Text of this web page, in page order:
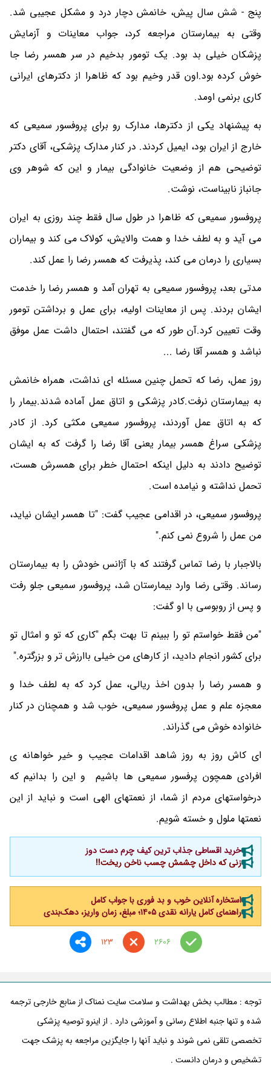
پنج - شش سال پیش، خانمش دچار درد و مشکل عجیبی شد.
وقتی به بیمارستان مراجعه کرد، جواب معاینات و آزمایش
پزشکان خیلی بد بود. یک تومور بدخیم در سر همسر رضا جا
خوش کرده بود.اون قدر وخیم بود که ظاهرا از دکترهای ایرانی
کاری برنمی اومد.
به پیشنهاد یکی از دکترها، مدارک رو برای پروفسور سمیعی که
خارج از ایران بود، ایمیل کردند. در کنار مدارک پزشکی، آقای دکتر
توضیحی هم از وضعیت خانوادگی بیمار و این که شوهر وی
جانباز نابیناست، نوشت.
پروفسور سمیعی که ظاهرا در طول سال فقط چند روزی به ایران
می آید و به لطف خدا و همت والایش، کولاک می کند و بیماران
بسیاری را درمان می کند، پذیرفت که همسر رضا را عمل کند.
مدتی بعد، پروفسور سمیعی به تهران آمد و همسر رضا را خدمت
ایشان بردند. پس از معاینات اولیه، برای عمل و برداشتن تومور
وقت تعیین کرد.آن طور که می گفتند، احتمال داشت عمل موفق
نباشد و همسر آقا رضا ...
روز عمل، رضا که تحمل چنین مسئله ای نداشت، همراه خانمش
به بیمارستان نرفت.کادر پزشکی و اتاق عمل آماده شدند.بیمار را
که به اتاق عمل آوردند، پروفسور سمیعی مکثی کرد. از کادر
پزشکی سراغ همسر بیمار یعنی آقا رضا را گرفت که به ایشان
توضیح دادند به دلیل اینکه احتمال خطر برای همسرش هست،
تحمل نداشته و نیامده است.
پروفسور سمیعی، در اقدامی عجیب گفت: "تا همسر ایشان نیاید،
من عمل را شروع نمی کنم."
بالاجبار با رضا تماس گرفتند که با آژانس خودش را به بیمارستان
رساند. وقتی رضا وارد بیمارستان شد، پروفسور سمیعی جلو رفت
و پس از روبوسی با او گفت:
"من فقط خواستم تو را ببینم تا بهت بگم "کاری که تو و امثال تو
برای کشور انجام دادید، از کارهای من خیلی باارزش تر و بزرگتره."
و همسر رضا را بدون اخذ ریالی، عمل کرد که به لطف خدا و
معجزه علم و عمل پروفسور سمیعی، خوب شد و همچنان در کنار
خانواده خوش می گذراند.
ای کاش روز به روز شاهد اقدامات عجیب و خیر خواهانه ی
افرادی همچون پرفسور سمیعی ها باشیم و این را بدانیم که
درخواستهای مردم از شما، از نعمتهای الهی است و نباید از این
نعمتها ملول و خسته شویم.
خرید اقساطی جذاب ترین کیف چرم دست دوز
زنی که داخل چشمش چسب ناخن ریخت!!
استخاره آنلاین خوب و بد فوری با جواب کامل
راهنمای کامل یارانه نقدی ۱۴۰۵؛ مبلغ، زمان واریز، دهک‌بندی
2606
123
توجه : مطالب بخش بهداشت و سلامت سایت نمناک از منابع خارجی ترجمه
شده و تنها جنبه اطلاع رسانی و آموزشی دارد . از اینرو توصیه پزشکی
تخصصی تلقی نمی شوند و نباید آنها را جایگزین مراجعه به پزشک جهت
تشخیص و درمان دانست .